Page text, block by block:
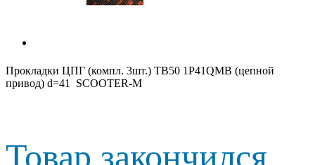
Прокладки ЦПГ (компл. 3шт.) TB50 1P41QMB (цепной
привод) d=41 SCOOTER-M
Товар закончился